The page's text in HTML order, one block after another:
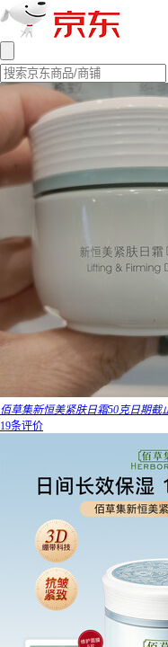
佰草集新恒美紧肤日霜50克日期截
19条评价